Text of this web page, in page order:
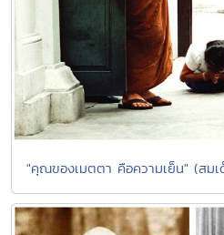
"คุณของเมตตา คือความเย็น" (สมเ